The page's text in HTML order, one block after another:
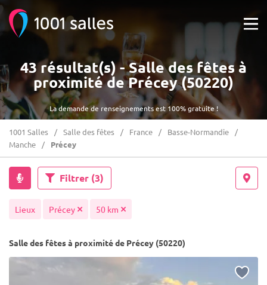
La demande de renseignements est 100% gratuite !
43 résultat(s) - Salle des fêtes à
proximité de Précey (50220)
1001 Salles Salle des fêtes France
Basse-Normandie
Manche
Précey
Filtrer (3)
Lieux Précey 50 km
Salle des fêtes à proximité de Précey (50220)